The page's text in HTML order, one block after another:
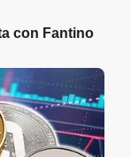
con Fantino